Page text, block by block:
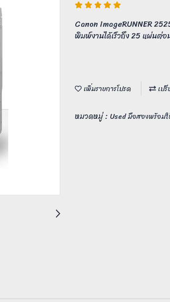
Canon imageRUNNER
พิมพ์งานได้เร็วถึง 25 แผ่นต่
เพิ่มรายการโปรด เป
หมวดหมู่ : Used มือสองพร้อม